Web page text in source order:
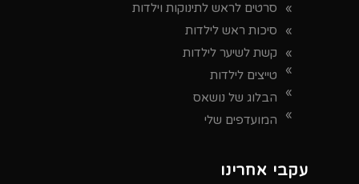
סרטים לראש לתינוקות וילדות
סיכות ראש לילדות
קשת לשיער לילדות
טייצים לילדות
הבלוג של נושאס
המועדפים שלי
עקבי אחרינו